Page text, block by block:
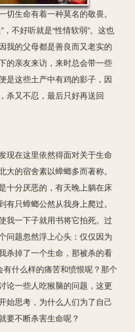
切生命有着一种莫名的敬畏。
，不好听就是“性情软弱”。这也
我的父母都是善良而又老实的
的亲友来访，来时总会带一些
是这些土产中有鸡的影子，因
杀又不忍，最后只好再送回
现在这里依然得面对关于生命
大的宿舍素以蟑螂多而著称。
十分厌恶的，有天晚上躺在床
有只蟑螂公然从我身上爬过。
我一下子就用书将它拍死。过
问题忽然浮上心头：仅仅因为
杀掉了一个生命，那被杀的看
有什么样的痛苦和愤恨呢？那个
论一些人吃猴脑的问题，这更
始思考，为什么人们为了自己
要不断杀害生命呢？